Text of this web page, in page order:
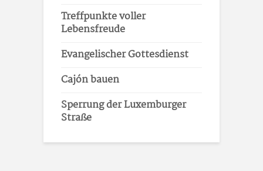
Treffpunkte voller
Lebensfreude
Evangelischer Gottesdienst
Cajón bauen
Sperrung der Luxemburger
Straße